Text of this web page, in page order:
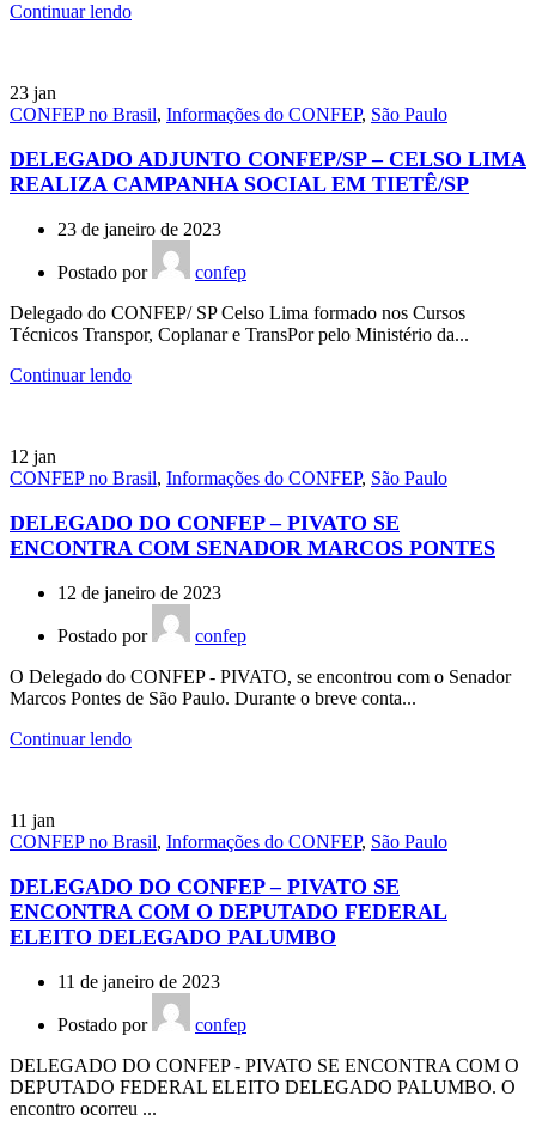
Continuar lendo
23 jan
CONFEP no Brasil, Informações do CONFEP, São Paulo
DELEGADO ADJUNTO CONFEP/SP – CELSO LIMA
REALIZA CAMPANHA SOCIAL EM TIETÊ/SP
23 de janeiro de 2023
Postado por
confep
Delegado do CONFEP/ SP Celso Lima formado nos Cursos
Técnicos Transpor, Coplanar e TransPor pelo Ministério da...
Continuar lendo
12 jan
CONFEP no Brasil, Informações do CONFEP, São Paulo
DELEGADO DO CONFEP – PIVATO SE
ENCONTRA COM SENADOR MARCOS PONTES
12 de janeiro de 2023
Postado por
confep
O Delegado do CONFEP - PIVATO, se encontrou com o Senador
Marcos Pontes de São Paulo. Durante o breve conta...
Continuar lendo
11 jan
CONFEP no Brasil, Informações do CONFEP, São Paulo
DELEGADO DO CONFEP – PIVATO SE
ENCONTRA COM O DEPUTADO FEDERAL
ELEITO DELEGADO PALUMBO
11 de janeiro de 2023
Postado por
confep
DELEGADO DO CONFEP - PIVATO SE ENCONTRA COM O
DEPUTADO FEDERAL ELEITO DELEGADO PALUMBO. O
encontro ocorreu ...